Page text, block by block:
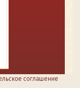
соглашение